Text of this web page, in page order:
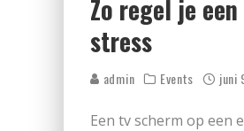
Zo regel je
stress
admin Events juni
Een tv scherm op een